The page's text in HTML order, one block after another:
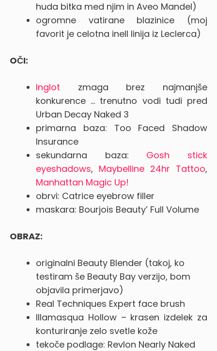
huda bitka med njim in Aveo Mandel)
ogromne vatirane blazinice (moj
favorit je celotna inell linija iz Leclerca)
OČI:
Inglot zmaga brez najmanjše
konkurence … trenutno vodi tudi pred
Urban Decay Naked 3
primarna baza: Too Faced Shadow
Insurance
sekundarna baza: Gosh stick
eyeshadows, Maybelline 24hr Tattoo,
Manhattan Magic Up!
obrvi: Catrice eyebrow filler
maskara: Bourjois Beauty’ Full Volume
OBRAZ:
originalni Beauty Blender (takoj, ko
testiram še Beauty Bay verzijo, bom
objavila primerjavo)
Real Techniques Expert face brush
Illamasqua Hollow – krasen izdelek za
konturiranje zelo svetle kože
tekoče podlage: Revlon Nearly Naked